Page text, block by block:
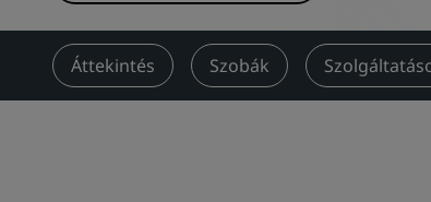
Áttekintés Szobák